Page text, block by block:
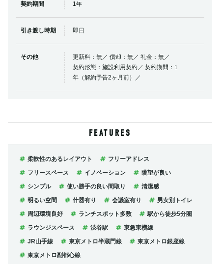
契約期間 1年
引き渡し時期 即日
その他
更新料：無／ 償却：無／ 礼金：無／
契約形態：施設利用契約／ 契約期間：1
年（解約予告2ヶ月前）／
FEATURES
柔軟性のあるレイアウト
フリーアドレス
フリースペース
イノベーション
眺望が良い
シンプル
使い勝手の良い間取り
清潔感
明るい空間
什器有り 会議室有り
男女別トイレ
周辺環境良好
ランチスポット多数
駅から徒歩5分圏
ラウンジスペース
渋谷駅
東急東横線
JR山手線
東京メトロ半蔵門線
東京メトロ銀座線
東京メトロ副都心線